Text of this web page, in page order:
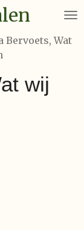
Bervoets, Wat
wij